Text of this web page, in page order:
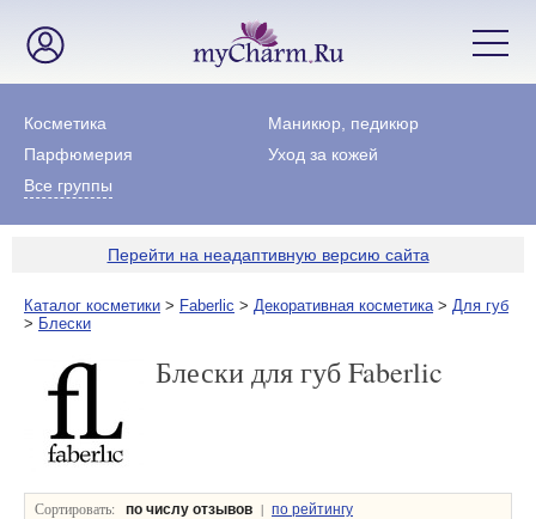
Косметика
Маникюр, педикюр
Парфюмерия
Уход за кожей
Все группы
Перейти на неадаптивную версию сайта
Каталог косметики > Faberlic > Декоративная косметика> Для губ
> Блески
Блески для губ Faberlic
Сортировать: по числу отзывов | по рейтингу